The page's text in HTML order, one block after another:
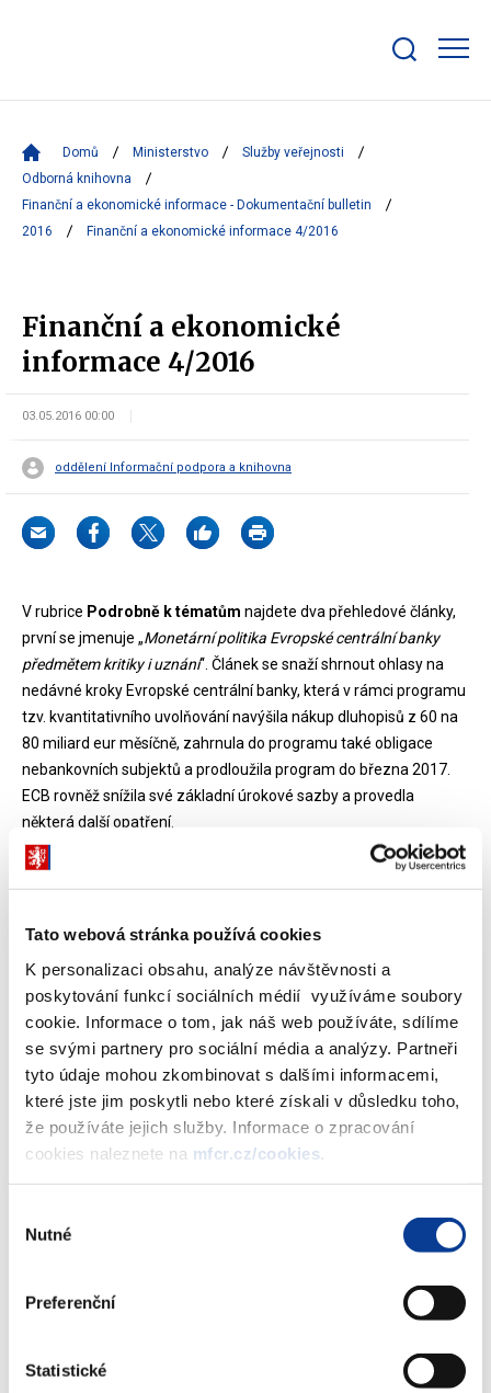
Tato webová stránka používá cookies
K personalizaci obsahu, analýze návštěvnosti a
poskytování funkcí sociálních médií využíváme soubory
cookie. Informace o tom, jak náš web používáte, sdílíme
se svými partnery pro sociální média a analýzy. Partneři
tyto údaje mohou zkombinovat s dalšími informacemi,
které jste jim poskytli nebo které získali v důsledku toho,
že používáte jejich služby. Informace o zpracování
cookies naleznete na mfcr.cz/cookies
souhlasu
Nutné
Preferenční
Statistické
bar
Domů Ministerstvo
Služby veřejnosti
Odborná knihovna
Finanční a ekonomické informace - Dokumentační bulletin
2016
Finanční a ekonomické informace 4/2016
Finanční a ekonomické
informace 4/2016
03.05.2016 00:00
oddělení Informační podpora a knihovna
V rubrice Podrobně k tématům najdete dva přehledové články,
první se jmenuje „Monetární politika Evropské centrální banky
předmětem kritiky i uznání“. Článek se snaží shrnout ohlasy na
nedávné kroky Evropské centrální banky, která v rámci programu
tzv. kvantitativního uvolňování navýšila nákup dluhopisů z 60 na
80 miliard eur měsíčně, zahrnula do programu také obligace
nebankovních subjektů a prodloužila program do března 2017.
ECB rovněž snížila své základní úrokové sazby a provedla
některá další opatření.
Druhý článek pod názvem „
Evropský fond strategických investic:
„změna v myšlení“ a její kritika
“ reflektuje aktuální komentáře k
EFSI, jenž je stěžejním pilířem tohoto plánu, schváleno
souvisejících se schválenými projekty dosahuje k dnešnímu dni
82,1 mld. eur.
Dokumenty ke stažení
Finanční a ekonomické informace